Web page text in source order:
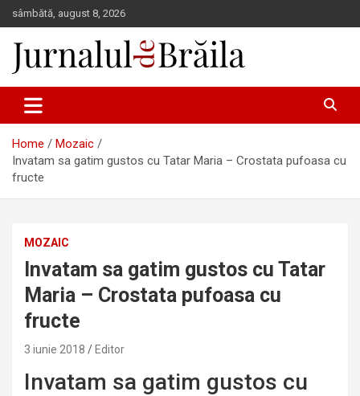
Skip
to
content
sâmbătă, august 8, 2026
Jurnalul de Brăila
Home
Mozaic
Invatam sa gatim gustos cu Tatar Maria – Crostata pufoasa cu
fructe
MOZAIC
Invatam sa gatim gustos cu Tatar
Maria – Crostata pufoasa cu
fructe
3 iunie 2018 Editor
Invatam sa gatim gustos cu